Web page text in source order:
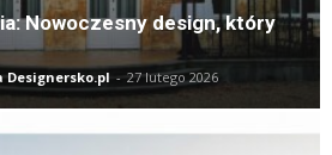
Nowoczesny design, który
Designersko.pl - 27 lutego 2026